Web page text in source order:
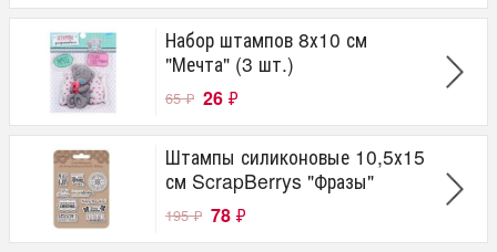
Набор штампов 8х10 см
"Мечта" (3 шт.)
65₽ 26 ₽
Штампы силиконовые 10,5х15
см ScrapBerrys "Фразы"
195₽ 78 ₽